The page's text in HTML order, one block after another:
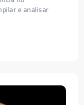
e analisar